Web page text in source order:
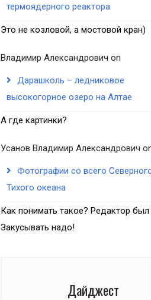
термоядерного реактора
Это не козловой, а мостовой кран)
Владимир Александрович on
Дарашколь – ледниковое
высокогорное озеро на Алтае
А где картинки?
Усанов Владимир Александрович
Фотографии со всего
Тихого океана
Как понимать такое? Редактор был
Закусывать надо!
Дайджест